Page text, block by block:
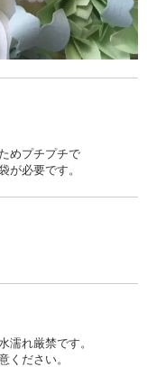
めプチプチで
が必要です。
濡れ厳禁です。
ください。